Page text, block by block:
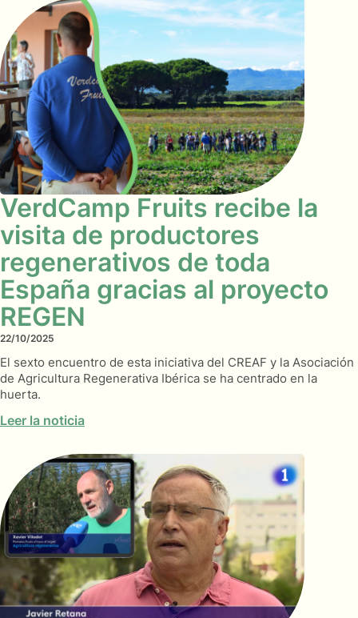
VerdCamp Fruits recibe la
visita de productores
regenerativos de toda
España gracias al proyecto
REGEN
22/10/2025
El sexto encuentro de esta iniciativa del CREAF y la Asociación
de Agricultura Regenerativa Ibérica se ha centrado en la
huerta.
Leer la noticia